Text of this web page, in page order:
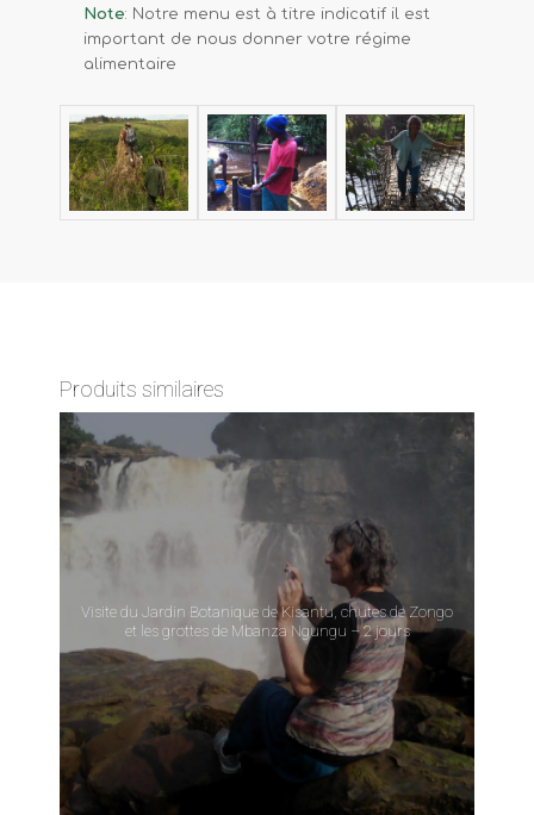
Note: Notre menu est à titre indicatif il est
important de nous donner votre régime
alimentaire
Produits similaires
Visite du Jardin Botanique de Kisantu, chutes de Zongo
et les grottes de Mbanza Ngungu – 2 jours